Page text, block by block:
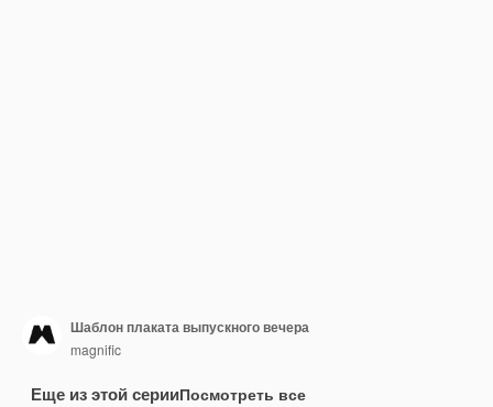
Шаблон плаката выпускного вечера
magnific
Еще из этой серииПосмотреть все